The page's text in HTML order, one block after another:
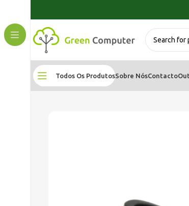
Todos Os ProdutosSobre NósContacto